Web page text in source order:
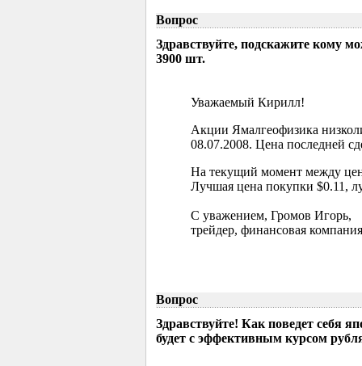
Вопрос
Здравствуйте, подскажите кому
3900 шт.
Уважаемый Кирилл!
Акции Ямалгеофизика
08.07.2008. Цена последней
На текущий момент между
Лучшая цена покупки $0.11,
С уважением, Громов Игорь,
трейдер, финансовая
Вопрос
Здравствуйте! Как поведет себя
будет с эффективным курсом